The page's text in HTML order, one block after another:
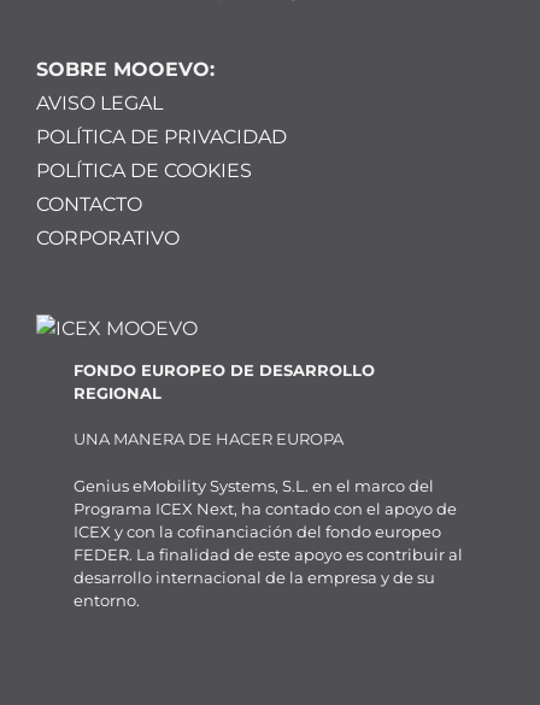
SOBRE MOOEVO:
AVISO LEGAL
POLÍTICA DE PRIVACIDAD
POLÍTICA DE COOKIES
CONTACTO
CORPORATIVO
FONDO EUROPEO DE DESARROLLO
REGIONAL
UNA MANERA DE HACER EUROPA
Genius eMobility Systems, S.L. en el marco del
Programa ICEX Next, ha contado con el apoyo de
ICEX y con la cofinanciación del fondo europeo
FEDER. La finalidad de este apoyo es contribuir al
desarrollo internacional de la empresa y de su
entorno.